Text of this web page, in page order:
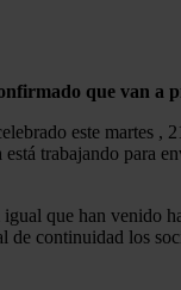
que van
este martes ,
trabajando
que han
continuidad los